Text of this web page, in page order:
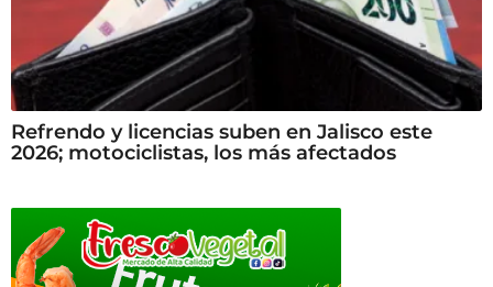
Refrendo y licencias suben en Jalisco este
2026; motociclistas, los más afectados